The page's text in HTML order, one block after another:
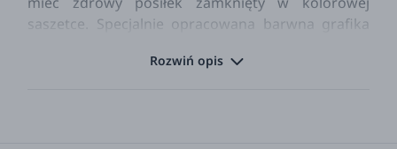
saszetce. Specjalnie opracowana barwna grafika
możemy wprowadzać do ich jadłospisu pokarmy,
Rozwiń opis